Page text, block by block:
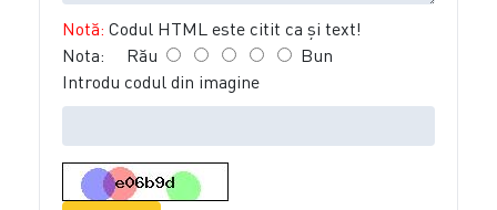
Notă: Codul HTML este citit ca şi text!
Nota: Rău
Bun
Introdu codul din imagine